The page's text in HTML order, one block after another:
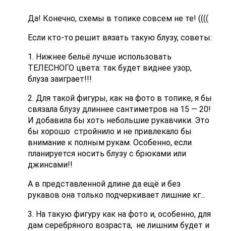
Да! Конечно, схемы в топике совсем не те! ((((
Если кто-то решит вязать такую блузу, советы:
1. Нижнее бельё лучше использовать
ТЕЛЕСНОГО цвета: так будет виднее узор,
блуза заиграет!!!
2. Для такой фигуры, как на фото в топике, я бы
связала блузу длиннее сантиметров на 15 — 20!
И добавила бы хоть небольшие рукавчики. Это
бы хорошо стройнило и не привлекало бы
внимание к полным рукам. Особенно, если
планируется носить блузу с брюками или
джинсами!!
А в представленной длине да ещё и без
рукавов она только подчеркивает лишние кг...
3. На такую фигуру как на фото и, особенно, для
дам серебряного возраста, не лишним будет и